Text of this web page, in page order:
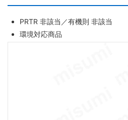
PRTR 非該当／有機則 非該当
環境対応商品